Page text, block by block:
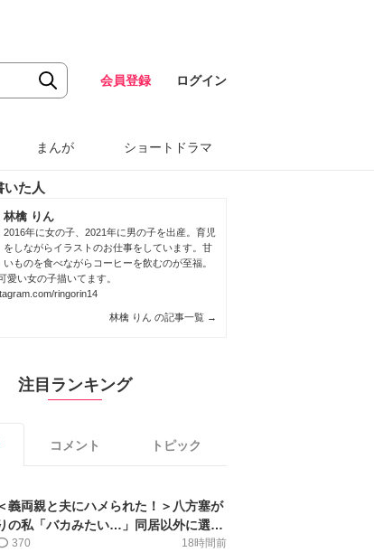
会員登録 ログイン
まんが ショートドラマ
いた人
林檎 りん
2016年に女の子、2021年に男の子を出産。育児
をしながらイラストのお仕事をしています。甘
いものを食べながらコーヒーを飲むのが至福。
愛い女の子描いてます。
ringorin14
林檎 りん の記事一覧 →
注目ランキング
コメント トピック
義両親と夫にハメられた！＞八方塞が
の私「バカみたい…」同居以外に選択
がない【第5話まんが】
18時間前
370